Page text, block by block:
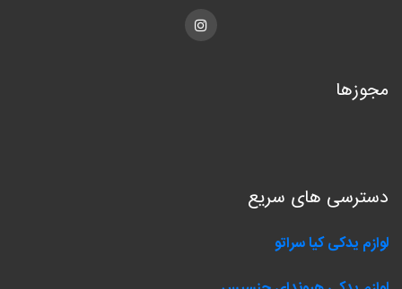
Instagram
مجوزها
دسترسی های سریع
لوازم یدکی کیا سراتو